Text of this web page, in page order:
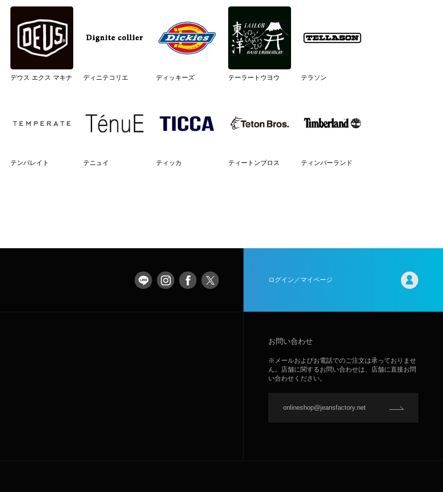
デウス エクス マキナ ディニテコリエ ディッキーズ テーラートウヨウ テラソン
テンパレイト テニュイ ティッカ ティートンブロス ティンバーランド
ログイン／マイページ
お問い合わせ
※メールおよびお電話でのご注文は承っておりませ
ん。店舗に関するお問い合わせは、店舗に直接お問
い合わせください。
onlineshop@jeansfactory.net